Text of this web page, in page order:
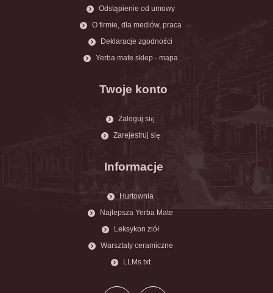
Odstąpienie od umowy
O firmie, dla mediów, praca
Deklaracje zgodności
Yerba mate sklep - mapa
Twoje konto
Zaloguj się
Zarejestruj się
Informacje
Hurtownia
Najlepsza Yerba Mate
Leksykon ziół
Warsztaty ceramiczne
LLMs.txt